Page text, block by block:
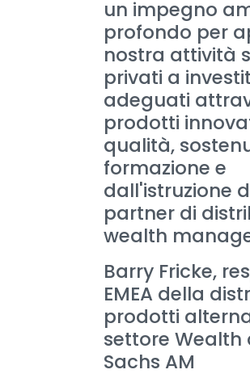
un impegno
profondo per
nostra attività
privati a
adeguati
prodotti
qualità,
formazione e
dall'istruzione
partner di
wealth
Barry Fricke,
EMEA della
prodotti
settore Wealth
Sachs AM